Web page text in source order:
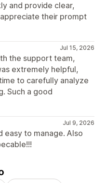
and provide clear,
their prompt
Jul 15, 2026
the support team,
extremely helpful,
to carefully analyze
Such a good
Jul 9, 2026
easy to manage. Also